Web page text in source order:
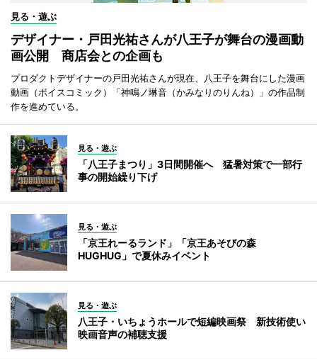
見る・遊ぶ
デザイナー・戸田光祐さんが八王子が舞台の漫画動
画公開 商店会との企画も
プロダクトデザイナーの戸田光祐さんが現在、八王子を舞台にした漫画
動画（ボイスコミック）「神鳴ノ琳音（かみなりのりんね）」の作品制
作を進めている。
見る・遊ぶ
「八王子まつり」3日間開催へ 猛暑対策で一部行
事の開始繰り下げ
見る・遊ぶ
「京王れーるランド」「京王あそびの森
HUGHUG」で夏休みイベント
見る・遊ぶ
八王子・いちょうホールで短編映画祭 新技術使い
映画音声の補聴支援